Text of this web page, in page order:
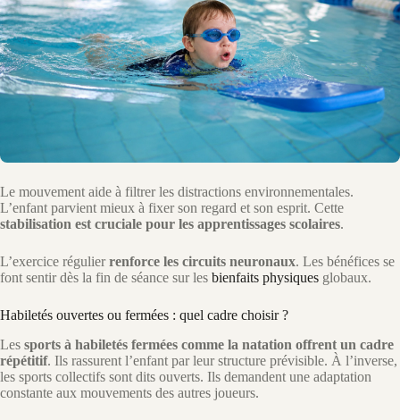
Le mouvement aide à filtrer les distractions environnementales.
L’enfant parvient mieux à fixer son regard et son esprit. Cette
stabilisation est cruciale pour les apprentissages scolaires.
L’exercice régulierrenforce les circuits neuronaux. Les bénéfices se
font sentir dès la fin de séance sur les bienfaits physiques globaux.
Habiletés ouvertes ou fermées : quel cadre choisir ?
Les sports à habiletés fermées comme la natation offrent un cadre
répétitif. Ils rassurent l’enfant par leur structure prévisible. À l’inverse,
les sports collectifs sont dits ouverts. Ils demandent une adaptation
constante aux mouvements des autres joueurs.